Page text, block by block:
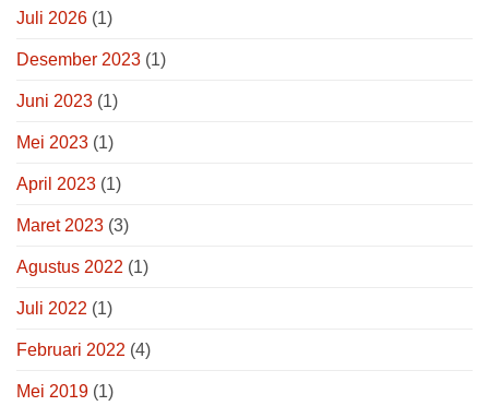
Juli 2026 (1)
Desember 2023 (1)
Juni 2023 (1)
Mei 2023 (1)
April 2023 (1)
Maret 2023 (3)
Agustus 2022 (1)
Juli 2022 (1)
Februari 2022 (4)
Mei 2019 (1)